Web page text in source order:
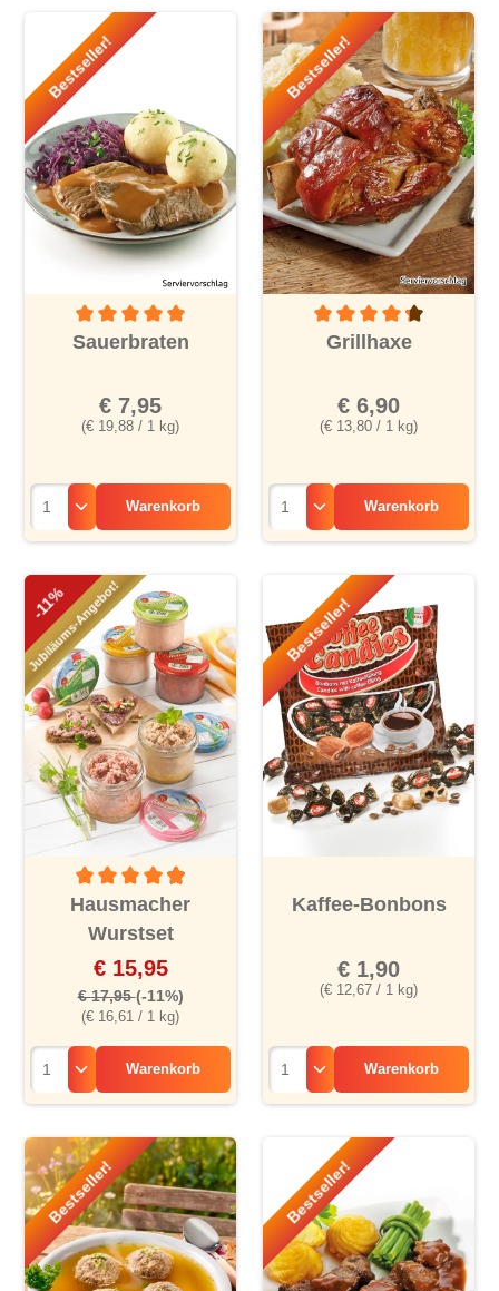
Bestseller!
Durchschnittliche Bewertung von 5 von 5 Sternen
Sauerbraten
(€ 19,88 / 1 kg)
€ 7,95
Warenkorb
Bestseller!
Durchschnittliche
Grillhaxe
(€ 13,80 / 1 kg)
€ 6,90
Warenkorb
-11%
Jubiläums-Angebot!
Durchschnittliche Bewertung von 4.9 von 5 Sternen
Hausmacher
Wurstset
(€ 16,61 / 1 kg)
€ 15,95
€ 17,95(-11%)
Warenkorb
Bestseller!
Kaffee-Bonbons
(€ 12,67 / 1 kg)
€ 1,90
Warenkorb
Bestseller! Bestseller!